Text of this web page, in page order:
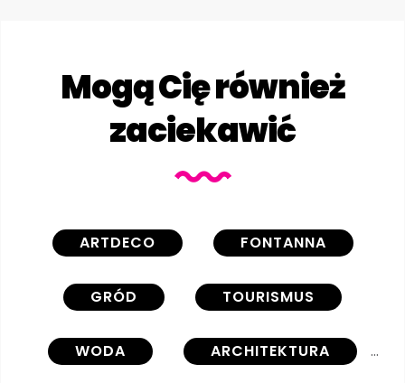
Mogą Cię również
zaciekawić
ARTDECO FONTANNA
GRÓD TOURISMUS
WODA ARCHITEKTURA